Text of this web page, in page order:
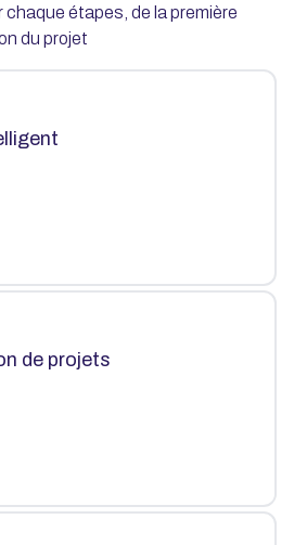
étapes, de la première
du projet
de projets